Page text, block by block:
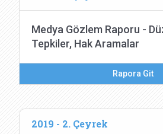
Medya Gözlem Raporu -
Tepkiler, Hak Aramalar
Rapora Git
2019 - 2. Çeyrek